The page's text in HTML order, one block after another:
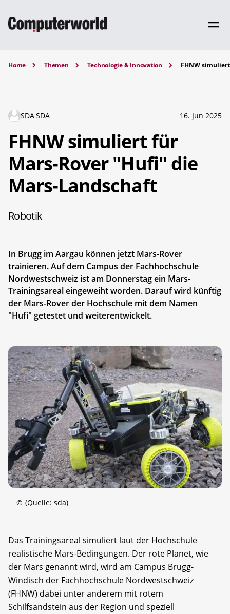
Home Themen Technologie & Innovation FHNW
SDA SDA 16. Jun 2025
FHNW simuliert für
Mars-Rover "Hufi" die
Mars-Landschaft
Robotik
In Brugg im Aargau können jetzt Mars-Rover
trainieren. Auf dem Campus der Fachhochschule
Nordwestschweiz ist am Donnerstag ein Mars-
Trainingsareal eingeweiht worden. Darauf wird künftig
der Mars-Rover der Hochschule mit dem Namen
"Hufi" getestet und weiterentwickelt.
© (Quelle: sda)
Das Trainingsareal simuliert laut der Hochschule
realistische Mars-Bedingungen. Der rote Planet, wie
der Mars genannt wird, wird am Campus Brugg-
Windisch der Fachhochschule Nordwestschweiz
(FHNW) dabei unter anderem mit rotem
Schilfsandstein aus der Region und speziell